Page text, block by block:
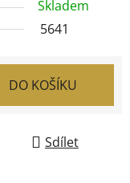
Skladem
5641
DO KOŠÍKU
Sdílet